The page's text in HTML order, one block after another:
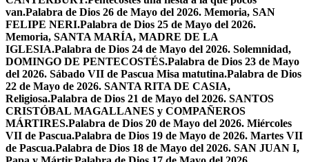
van.Palabra de Dios 26 de Mayo del 2026. Memoria, SAN
FELIPE NERI.Palabra de Dios 25 de Mayo del 2026.
Memoria, SANTA MARÍA, MADRE DE LA
IGLESIA.Palabra de Dios 24 de Mayo del 2026. Solemnidad,
DOMINGO DE PENTECOSTÉS.Palabra de Dios 23 de Mayo
del 2026. Sábado VII de Pascua Misa matutina.Palabra de Dios
22 de Mayo de 2026. SANTA RITA DE CASIA,
Religiosa.Palabra de Dios 21 de Mayo del 2026. SANTOS
CRISTÓBAL MAGALLANES y COMPAÑEROS
MÁRTIRES.Palabra de Dios 20 de Mayo del 2026. Miércoles
VII de Pascua.Palabra de Dios 19 de Mayo de 2026. Martes VII
de Pascua.Palabra de Dios 18 de Mayo del 2026. SAN JUAN I,